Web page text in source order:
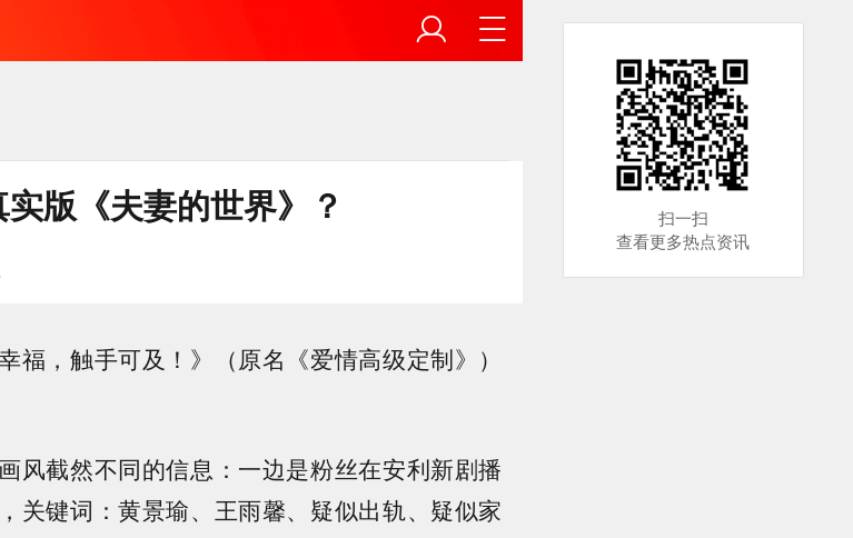
版《夫妻的世界》？
福，触手可及！》（原名《爱情高级定制》）
风截然不同的信息：一边是粉丝在安利新剧播
关键词：黄景瑜、王雨馨、疑似出轨、疑似家
扫一扫
查看更多热点资讯